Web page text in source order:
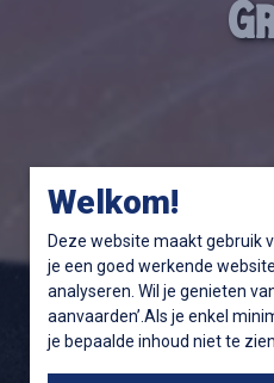
Welkom!
Deze website maakt gebruik
je een goed werkende
analyseren. Wil je genieten
aanvaarden’.Als je enkel
je bepaalde inhoud niet te